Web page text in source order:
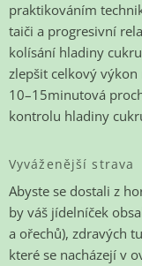
praktikováním
taiči a progresivní
kolísání hladiny
zlepšit celkový
10–15minutová
kontrolu hladiny
Vyváženější strava
Abyste se dostali z
by váš jídelníček
a ořechů), zdravých
které se nacházejí v